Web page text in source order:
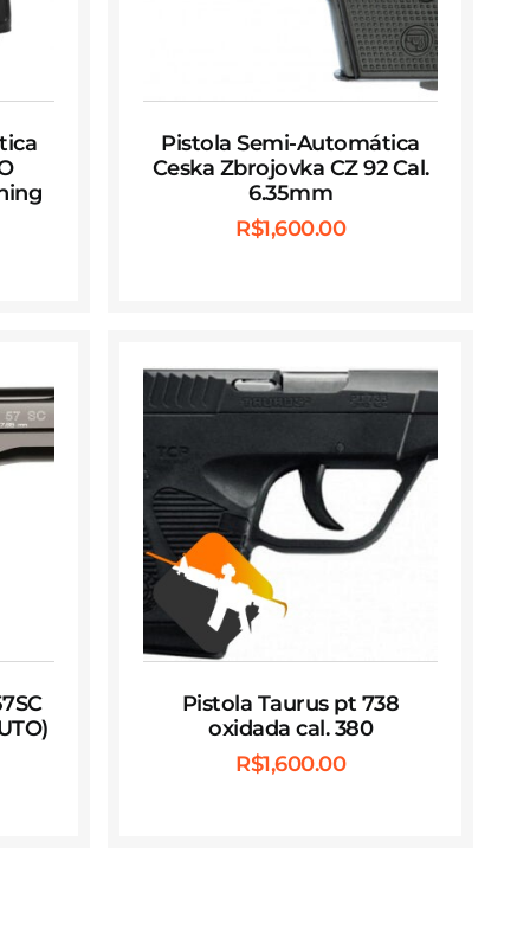
Pistola Semi-Automática
Ceska Zbrojovka CZ 92 Cal.
6.35mm
R$1,600.00
Pistola Taurus pt 738
oxidada cal. 380
R$1,600.00